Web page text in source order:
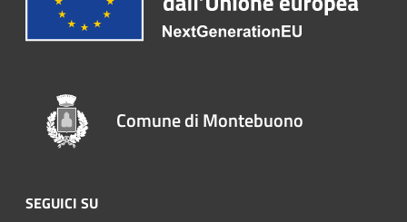
Comune di Montebuono
SEGUICI SU